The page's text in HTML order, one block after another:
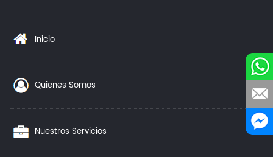
Inicio
Quienes Somos
Nuestros Servicios